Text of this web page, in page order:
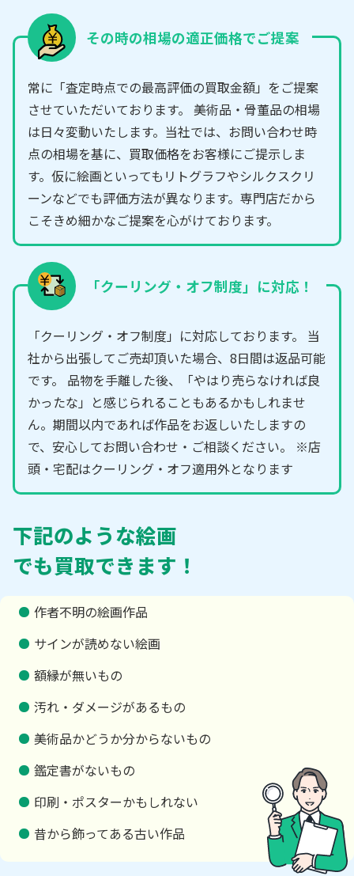
その時の相場の適正価格でご提案
常に「査定時点での最高評価の買取金額」をご提案
させていただいております。 美術品・骨董品の相場
は日々変動いたします。当社では、お問い合わせ時
点の相場を基に、買取価格をお客様にご提示しま
す。仮に絵画といってもリトグラフやシルクスクリ
ーンなどでも評価方法が異なります。専門店だから
こそきめ細かなご提案を心がけております。
「クーリング・オフ制度」に対応！
「クーリング・オフ制度」に対応しております。 当
社から出張してご売却頂いた場合、8日間は返品可能
です。 品物を手離した後、「やはり売らなければ良
かったな」と感じられることもあるかもしれませ
ん。期間以内であれば作品をお返しいたしますの
で、安心してお問い合わせ・ご相談ください。 ※店
頭・宅配はクーリング・オフ適用外となります
下記のような絵画
でも買取できます！
作者不明の絵画作品
サインが読めない絵画
額縁が無いもの
汚れ・ダメージがあるもの
美術品かどうか分からないもの
鑑定書がないもの
印刷・ポスターかもしれない
昔から飾ってある古い作品